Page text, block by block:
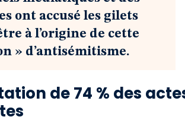
ont accusé les gilets
à l’origine de cette
» d’antisémitisme.
de 74 % des